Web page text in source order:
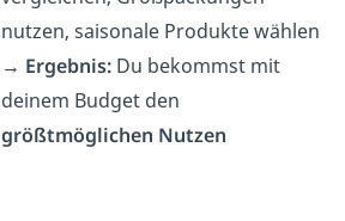
nutzen, saisonale Produkte wählen
→ Ergebnis: Du bekommst mit
deinem Budget den
größtmöglichen Nutzen